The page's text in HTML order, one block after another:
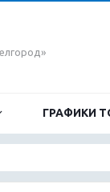
ГРАФИКИ